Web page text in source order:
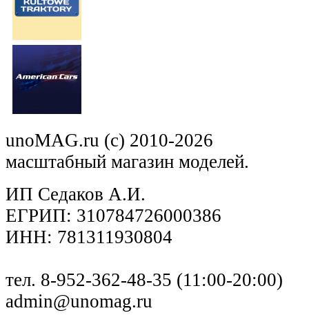
unoMAG.ru (c) 2010-2026
масштабный магазин моделей.
ИП Седаков А.И.
ЕГРИП: 310784726000386
ИНН: 781311930804
тел. 8-952-362-48-35 (11:00-20:00)
admin@unomag.ru